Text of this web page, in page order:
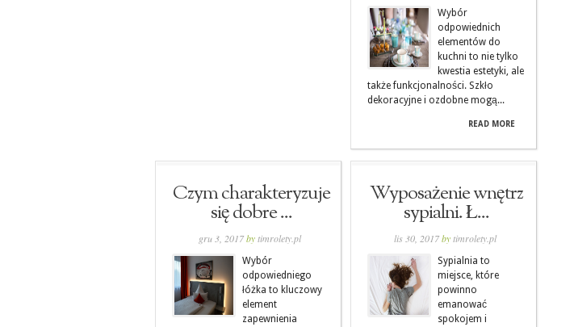
Wybór
odpowiednich
elementów do
kuchni to nie tylko
kwestia estetyki, ale
także funkcjonalności. Szkło
dekoracyjne i ozdobne mogą...
READ MORE
Czym charakteryzuje
się dobre ...
gru 3, 2017by timrolety.pl
Wybór
odpowiedniego
łóżka to kluczowy
element
zapewnienia
Wyposażenie wnętrz
sypialni. Ł...
lis 30, 2017by timrolety.pl
Sypialnia to
miejsce, które
powinno
emanować
spokojem i